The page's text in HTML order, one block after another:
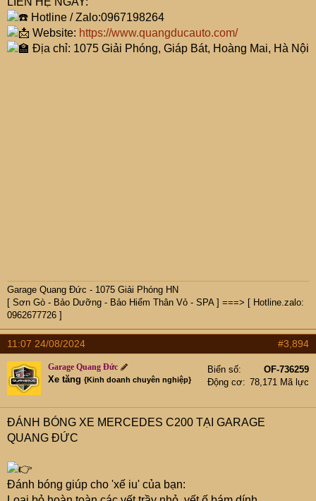
Hotline / Zalo:0967198264
Website: https://www.quangducauto.com/
Địa chỉ: 1075 Giải Phóng, Giáp Bát, Hoàng Mai, Hà Nội
Garage Quang Đức - 1075 Giải Phóng HN
[ Sơn Gò - Bảo Dưỡng - Bảo Hiểm Thân Vỏ - SPA ] ===> [ Hotline.zalo:
0962677726 ]
11:07 24/08/2024 #3,894
Garage Quang Đức
Xe tăng {Kinh doanh chuyên nghiệp}
Biển số
OF-736259
Động cơ
78,171 Mã lực
ĐÁNH BÓNG XE MERCEDES C200 TẠI GARAGE
QUANG ĐỨC
Đánh bóng giúp cho 'xế iu' của bạn: